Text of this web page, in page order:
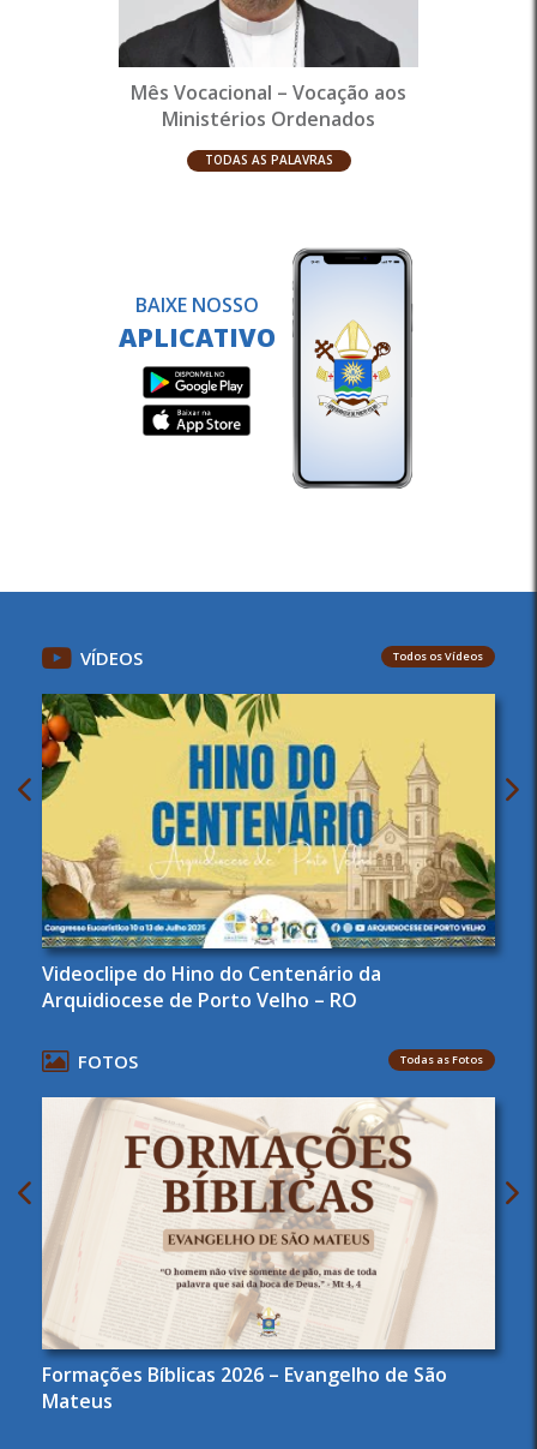
Mês Vocacional – Vocação aos
Ministérios Ordenados
TODAS AS PALAVRAS
BAIXE NOSSO
APLICATIVO
VÍDEOS Todos os Vídeos
Lançamento Do Hino Oficial Do Centenário Da
Igreja De Porto Velho – RO
FOTOS Todas as Fotos
Agendas Arquidiocesana de Pastorais